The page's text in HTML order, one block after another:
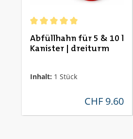
Abfüllhahn für 5 & 10 l
Kanister | dreiturm
Inhalt: 1 Stück
regulärer preis:
CHF 9.60